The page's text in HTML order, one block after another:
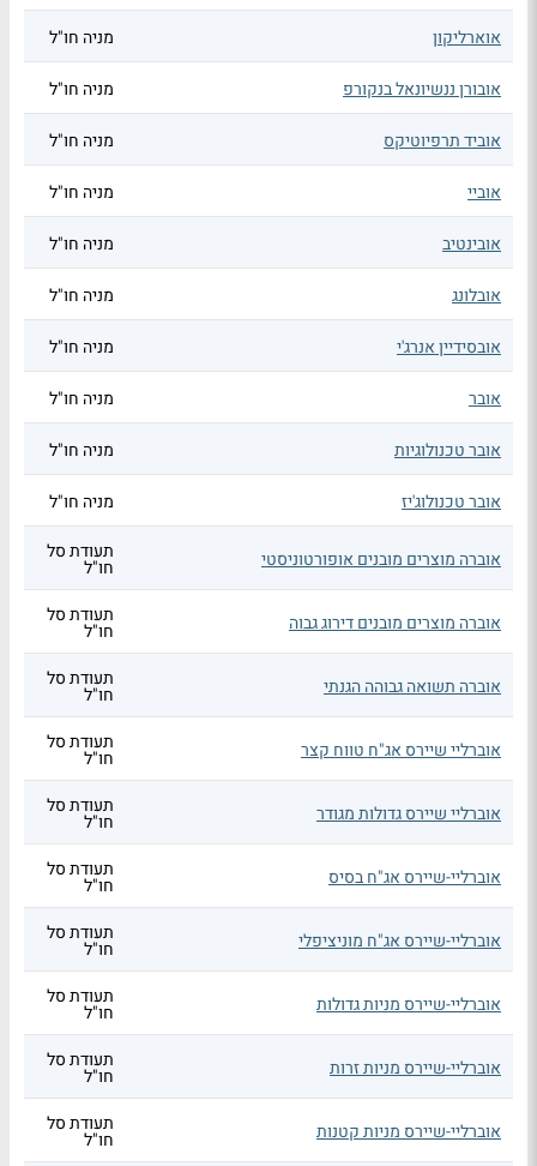
אוארליקון מניה חו"ל
אובורן ננשיונאל בנקורפ מניה חו"ל
אוביד תרפיוטיקס מניה חו"ל
אוביי מניה חו"ל
אובינטיב מניה חו"ל
אובלונג מניה חו"ל
אובסידיין אנרג'י מניה חו"ל
אובר מניה חו"ל
אובר טכנולוגיות מניה חו"ל
אובר טכנולוג'יז מניה חו"ל
אוברה מוצרים מובנים אופורטוניסטי תעודת סל
חו"ל
אוברה מוצרים מובנים דירוג גבוה תעודת סל
חו"ל
אוברה תשואה גבוהה הגנתי תעודת סל
חו"ל
אוברליי שיירס אג"ח טווח קצר תעודת סל
חו"ל
אוברליי שיירס גדולות מגודר תעודת סל
חו"ל
אוברליי-שיירס אג"ח בסיס תעודת סל
חו"ל
אוברליי-שיירס אג"ח מוניציפלי תעודת סל
חו"ל
אוברליי-שיירס מניות גדולות תעודת סל
חו"ל
אוברליי-שיירס מניות זרות תעודת סל
חו"ל
אוברליי-שיירס מניות קטנות תעודת סל
חו"ל